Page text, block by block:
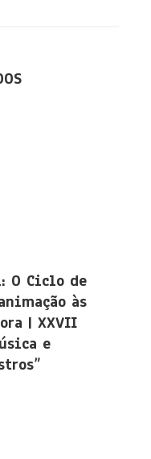
O Ciclo de
às
| XXVII
e